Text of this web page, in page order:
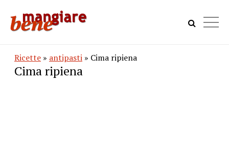
Ricette » antipasti » Cima ripiena
Cima ripiena